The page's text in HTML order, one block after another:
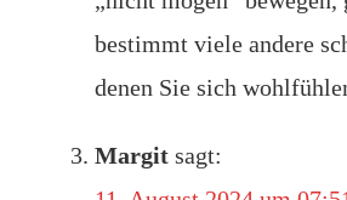
bestimmt viele andere
denen Sie sich
Margit sagt: